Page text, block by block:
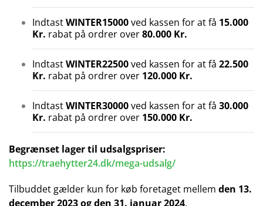
IndtastWINTER15000ved kassen for at få 15.000
Kr. rabat på ordrer over80.000 Kr.
IndtastWINTER22500ved kassen for at få 22.500
Kr. rabat på ordrer over 120.000 Kr.
IndtastWINTER30000ved kassen for at få 30.000
Kr. rabat på ordrer over 150.000 Kr.
Begrænset lager til udsalgspriser:
https://traehytter24.dk/mega-udsalg/
Tilbuddet gælder kun for køb foretaget mellem den 13.
december 2023 og den 31. januar 2024.